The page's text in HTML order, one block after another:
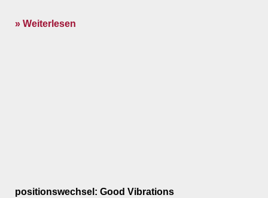
» Weiterlesen
positionswechsel: Good Vibrations